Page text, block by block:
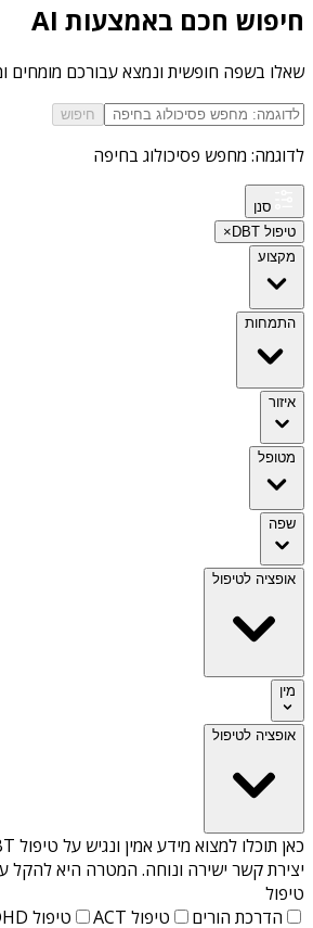
חיפוש חכם באמצעות AI
שאלו בשפה חופשית ונמצא עבורכם מומחים
חיפוש
לדוגמה: מחפש פסיכולוג בחיפה
סנן
טיפול DBT
×
מקצוע
התמחות
איזור
מטופל
שפה
אופציה לטיפול
מין
אופציה לטיפול
כאן תוכלו למצוא מידע אמין ונגיש על טיפול DBT באבן יהודה
יצירת קשר ישירה ונוחה. המטרה היא להקל
טיפול
הדרכת הורים
טיפול ACT טיפול ADHD